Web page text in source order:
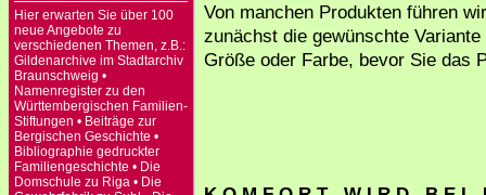
Hier erwarten Sie über 100
neue Angebote zu
verschiedenen Themen, z.B.:
Gildenarchive im Stadtarchiv
Braunschweig •
Namenregister zu den
Württembergischen Familien-
Stiftungen • Beiträge zur
Bergischen Geschichte •
Bibliographie gedruckter
Familiengeschichte • Die
Domschule zu Riga • Die
Von manchen Produkten führen
zunächst die gewünschte
Größe oder Farbe, bevor Sie das